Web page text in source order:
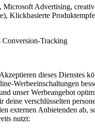
Microsoft Advertising,
Klickbasierte
Conversion-Tracking
dieses Dienstes
Werbeeinschaltungen
unser Werbeangebot
deine verschlüsselten
externen Anbietenden ab,
nutzt: